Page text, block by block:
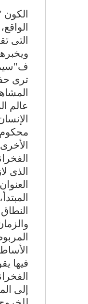
التى
ترى
عالم
محكوم
الذى
فيها
إلى